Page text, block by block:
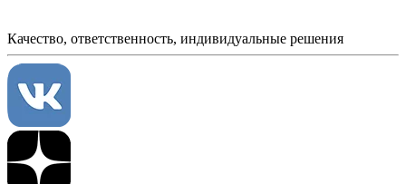
Качество, ответственность, индивидуальные решения